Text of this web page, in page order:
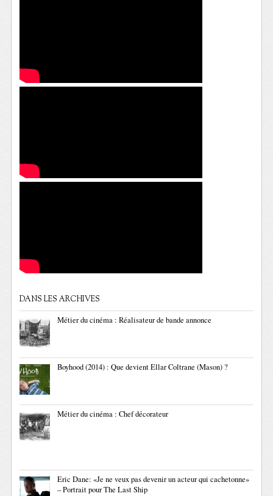
DANS LES ARCHIVES
Métier du cinéma : Réalisateur de bande annonce
Boyhood (2014) : Que devient Ellar Coltrane (Mason) ?
Métier du cinéma : Chef décorateur
Eric Dane: «Je ne veux pas devenir un acteur qui cachetonne»
– Portrait pour The Last Ship